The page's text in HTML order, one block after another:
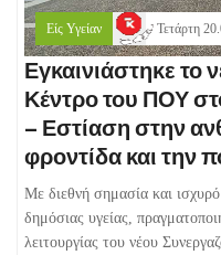
Είς Υγείαν Τετάρτη
Εγκαινιάστηκε το
Κέντρο του ΠΟΥ
– Εστίαση στην
φροντίδα και την
Με διεθνή σημασία και
δημόσιας υγείας,
λειτουργίας του νέου